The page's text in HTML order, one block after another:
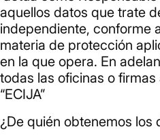
aquellos datos que trate
independiente, conforme
materia de protección
en la que opera. En
todas las oficinas o
“ECIJA”
¿De quién obtenemos los